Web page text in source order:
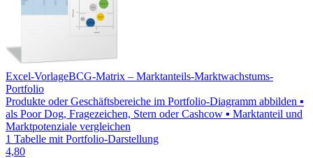
Excel-VorlageBCG-Matrix – Marktanteils-Marktwachstums-
Portfolio
Produkte oder Geschäftsbereiche im Portfolio-Diagramm abbilden ▪
als Poor Dog, Fragezeichen, Stern oder Cashcow ▪ Marktanteil und
Marktpotenziale vergleichen
1 Tabelle mit Portfolio-Darstellung
4,80